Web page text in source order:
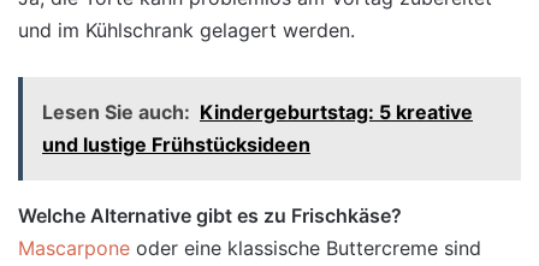
und im Kühlschrank gelagert werden.
Lesen Sie auch: Kindergeburtstag: 5 kreative
und lustige Frühstücksideen
Welche Alternative gibt es zu Frischkäse?
Mascarpone oder eine klassische Buttercreme sind